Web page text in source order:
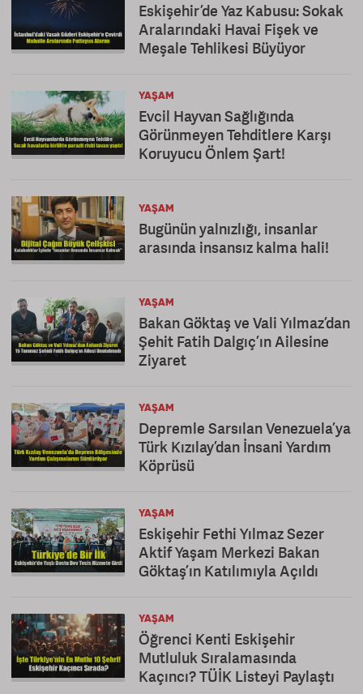
Eskişehir’de Yaz Kabusu: Sokak
Aralarındaki Havai Fişek ve
Meşale Tehlikesi Büyüyor
YAŞAM
Evcil Hayvan Sağlığında
Görünmeyen Tehditlere Karşı
Koruyucu Önlem Şart!
YAŞAM
Bugünün yalnızlığı, insanlar
arasında insansız kalma hali!
YAŞAM
Bakan Göktaş ve Vali Yılmaz’dan
Şehit Fatih Dalgıç’ın Ailesine
Ziyaret
YAŞAM
Depremle Sarsılan Venezuela’ya
Türk Kızılay’dan İnsani Yardım
Köprüsü
YAŞAM
Eskişehir Fethi Yılmaz Sezer
Aktif Yaşam Merkezi Bakan
Göktaş’ın Katılımıyla Açıldı
YAŞAM
Öğrenci Kenti Eskişehir
Mutluluk Sıralamasında
Kaçıncı? TÜİK Listeyi Paylaştı